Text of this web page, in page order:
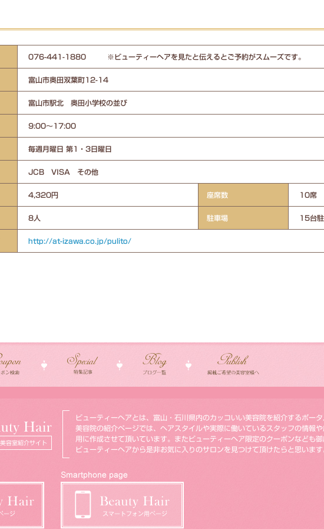
076-441-1880 ※ビューティーヘアを見たと伝えるとご予約がスムーズです。
富山市奥田双葉町12-14
富山市駅北 奥田小学校の並び
9:00～17:00
毎週月曜日 第1・3日曜日
JCB VISA その他
4,320円 座席数 10席
8人 駐車場 15台
http://at-izawa.co.jp/pulito/
ビューティーヘアとは、富山・石川県内のカッコいい美容院を紹介するポー
美容院の紹介ページでは、ヘアスタイルや実際に働いているスタッフの情報
用に作成させて頂いています。またビューティーヘア限定のクーポンなども
ビューティーヘアから是非お気に入りのサロンを見つけて頂けたらと思います